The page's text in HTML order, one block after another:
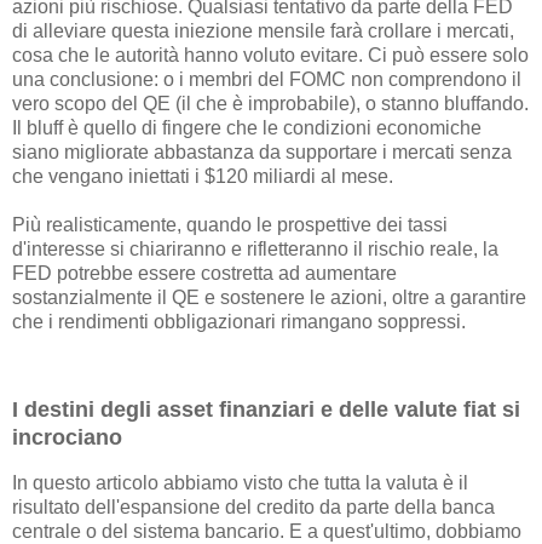
azioni più rischiose. Qualsiasi tentativo da parte della FED
di alleviare questa iniezione mensile farà crollare i mercati,
cosa che le autorità hanno voluto evitare. Ci può essere solo
una conclusione: o i membri del FOMC non comprendono il
vero scopo del QE (il che è improbabile), o stanno bluffando.
Il bluff è quello di fingere che le condizioni economiche
siano migliorate abbastanza da supportare i mercati senza
che vengano iniettati i $120 miliardi al mese.
Più realisticamente, quando le prospettive dei tassi
d'interesse si chiariranno e rifletteranno il rischio reale, la
FED potrebbe essere costretta ad aumentare
sostanzialmente il QE e sostenere le azioni, oltre a garantire
che i rendimenti obbligazionari rimangano soppressi.
I destini degli asset finanziari e delle valute fiat si
incrociano
In questo articolo abbiamo visto che tutta la valuta è il
risultato dell'espansione del credito da parte della banca
centrale o del sistema bancario. E a quest'ultimo, dobbiamo